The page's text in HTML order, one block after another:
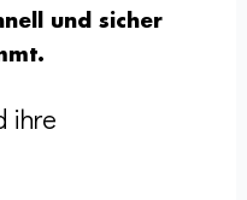
und sicher
ihre